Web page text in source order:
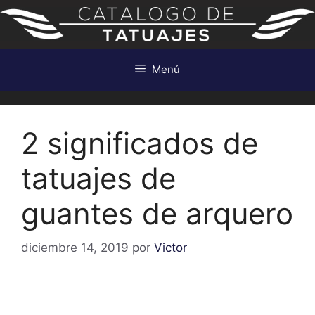
Saltar
contenido
Menú
2 significados de
tatuajes de
guantes de arquero
diciembre 14, 2019 por Victor